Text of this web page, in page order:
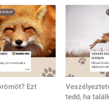
Ezt
tedd, ha